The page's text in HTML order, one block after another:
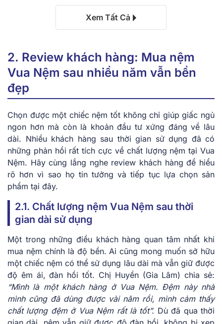
Xem Tất Cả
2. Review khách hàng: Mua nệm
Vua Nệm sau nhiều năm vẫn bền
đẹp
Chọn được một chiếc nệm tốt không chỉ giúp giấc ngủ
ngon hơn mà còn là khoản đầu tư xứng đáng về lâu
dài. Nhiều khách hàng sau thời gian sử dụng đã có
những phản hồi rất tích cực về chất lượng nệm tại Vua
Nệm. Hãy cùng lắng nghe review khách hàng để hiểu
rõ hơn vì sao họ tin tưởng và tiếp tục lựa chọn sản
phẩm tại đây.
2.1. Chất lượng nệm Vua Nệm sau thời
gian dài sử dụng
Một trong những điều khách hàng quan tâm nhất khi
mua nệm chính là độ bền. Ai cũng mong muốn sở hữu
một chiếc nệm có thể sử dụng lâu dài mà vẫn giữ được
độ êm ái, đàn hồi tốt. Chị Huyền (Gia Lâm) chia sẻ:
“Mình là một khách hàng ở Vua Nệm. Đệm này nhà
mình cũng đã dùng được vài năm rồi, mình cảm thấy
chất lượng đệm ở Vua Nệm rất là tốt”. Dù đã qua thời